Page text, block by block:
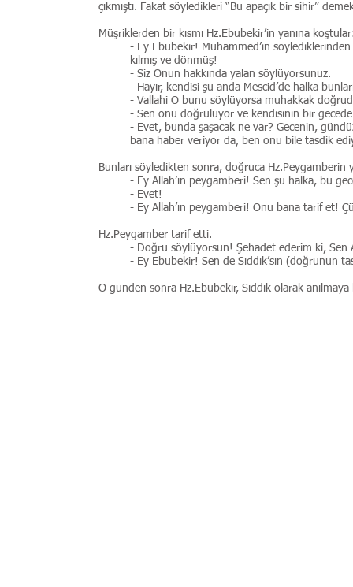
çıkmıştı. Fakat söyledikleri “Bu apaçık bir sihir”
Müşriklerden bir kısmı Hz.Ebubekir’in yanına
- Ey Ebubekir! Muhammed’in
kılmış ve dönmüş!
- Siz Onun hakkında yalan söylüyorsunuz.
- Hayır, kendisi şu anda Mescid’de halka
- Vallahi O bunu söylüyorsa muhakkak
- Sen onu doğruluyor ve kendisinin bir
- Evet, bunda şaşacak ne var? Gecenin,
bana haber veriyor da, ben onu bile tasdik
Bunları söyledikten sonra, doğruca Hz.Peygamberin
- Ey Allah’ın peygamberi! Sen şu halka, bu
- Evet!
- Ey Allah’ın peygamberi! Onu bana tarif et!
Hz.Peygamber tarif etti.
- Doğru söylüyorsun! Şehadet ederim ki, Sen
- Ey Ebubekir! Sen de Sıddık’sın (doğrunun
O günden sonra Hz.Ebubekir, Sıddık olarak anılmaya